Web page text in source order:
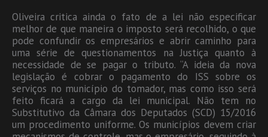
Oliveira critica ainda o fato de a lei não especificar
melhor de que maneira o imposto será recolhido, o que
pode confundir os empresários e abrir caminho para
uma série de questionamentos na Justiça quanto à
necessidade de se pagar o tributo. “A ideia da nova
legislação é cobrar o pagamento do ISS sobre os
serviços no município do tomador, mas como isso será
feito ficará a cargo da lei municipal. Não tem no
Substitutivo da Câmara dos Deputados (SCD) 15/2016
um procedimento uniforme. Os municípios devem criar